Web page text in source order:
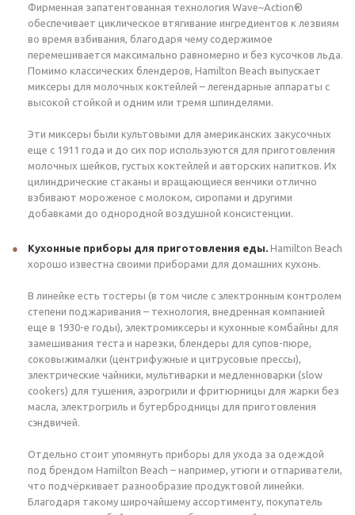
Фирменная запатентованная технология Wave~Action®
обеспечивает циклическое втягивание ингредиентов к лезвиям
во время взбивания, благодаря чему содержимое
перемешивается максимально равномерно и без кусочков льда.
Помимо классических блендеров, Hamilton Beach выпускает
миксеры для молочных коктейлей – легендарные аппараты с
высокой стойкой и одним или тремя шпинделями.
Эти миксеры были культовыми для американских закусочных
еще с 1911 года и до сих пор используются для приготовления
молочных шейков, густых коктейлей и авторских напитков. Их
цилиндрические стаканы и вращающиеся венчики отлично
взбивают мороженое с молоком, сиропами и другими
добавками до однородной воздушной консистенции.
Кухонные приборы для приготовления еды. Hamilton Beach
хорошо известна своими приборами для домашних кухонь.
В линейке есть тостеры (в том числе с электронным контролем
степени поджаривания – технология, внедренная компанией
еще в 1930-е годы), электромиксеры и кухонные комбайны для
замешивания теста и нарезки, блендеры для супов-пюре,
соковыжималки (центрифужные и цитрусовые прессы),
электрические чайники, мультиварки и медленноварки (slow
cookers) для тушения, аэрогрили и фритюрницы для жарки без
масла, электрогриль и бутербродницы для приготовления
сэндвичей.
Отдельно стоит упомянуть приборы для ухода за одеждой
под брендом Hamilton Beach – например, утюги и отпариватели,
что подчёркивает разнообразие продуктовой линейки.
Благодаря такому широчайшему ассортименту, покупатель